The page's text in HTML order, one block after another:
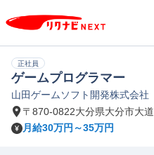
正社員
ゲームプログラマー
山田ゲームソフト開発株式会社
〒870-0822大分県大分市大
月給30万円～35万円